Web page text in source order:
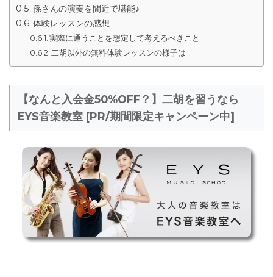
孫さんの演奏を間近で堪能♪
体験レッスンの感想
実際に通うことを想定して考えるべきこと
二胡以外の無料体験レッスンの様子は
【なんと入会金50%OFF？】二胡を習うなら
EYS音楽教室 [PR/期間限定キャンペーン中]